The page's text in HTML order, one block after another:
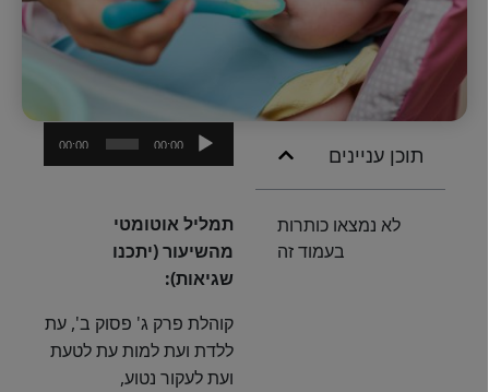
תוכן עניינים
לא נמצאו כותרות
בעמוד זה
אודיו
00:00
00:00
תמליל אוטומטי
מהשיעור (יתכנו
שגיאות):
קוהלת פרק ג' פסוק ב', עת
ללדת ועת למות עת לטעת
ועת לעקור נטוע,